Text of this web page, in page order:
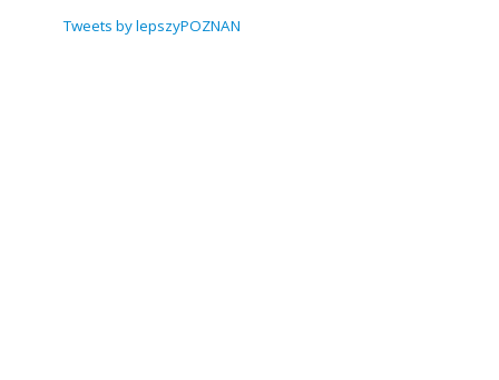
Tweets by lepszyPOZNAN